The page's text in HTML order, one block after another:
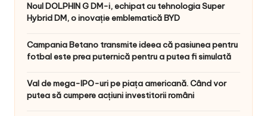
Noul DOLPHIN G DM-i, echipat cu tehnologia Super
Hybrid DM, o inovație emblematică BYD
Campania Betano transmite ideea că pasiunea pentru
fotbal este prea puternică pentru a putea fi simulată
Val de mega-IPO-uri pe piața americană. Când vor
putea să cumpere acțiuni investitorii români